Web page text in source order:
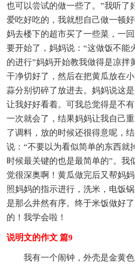
也可以尝试的做一些了。”我听了
爱吃好吃的，我就想自己做一顿
妈去楼下的超市买了一些菜，一
要开始了，妈妈说：“这做饭不能
的进行”妈妈开始教我做得是凉拌
干净切好了，然后在把黄瓜放在
蒜分别切碎了放进去。妈妈说这
让我好好看着。可我总觉得是不
一次就会了，结果妈妈让我自己
了调料，放的时候还很得意呢，
说：“不要以为看似简单的东西就
时候最关键的也是最简单的”。我
觉很深奥啊！黄瓜做完后又帮妈
照妈妈的指示进行，洗米，电饭
是那么井然有序。终于米饭做好
的！我学会啦！
说明文的作文 篇9
我有一个闹钟，外壳是金黄